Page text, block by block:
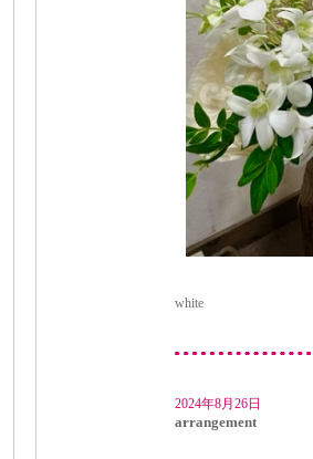
white
2024年8月26日
arrangement